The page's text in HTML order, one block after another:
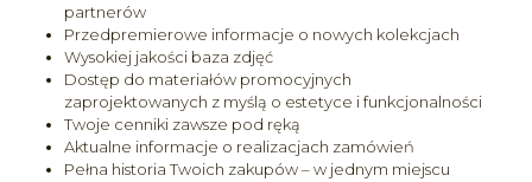
partnerów
Przedpremierowe informacje o nowych kolekcjach
Wysokiej jakości baza zdjęć
Dostęp do materiałów promocyjnych
zaprojektowanych z myślą o estetyce i funkcjonalności
Twoje cenniki zawsze pod ręką
Aktualne informacje o realizacjach zamówień
Pełna historia Twoich zakupów – w jednym miejscu